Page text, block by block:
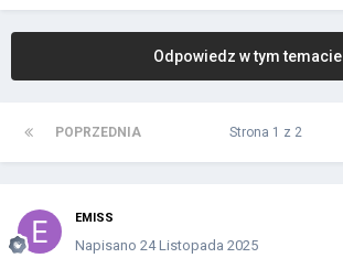
Odpowiedz w tym temacie
POPRZEDNIA Strona 1 z 2
EMISS
Napisano 24 Listopada 2025